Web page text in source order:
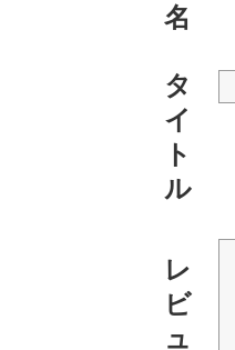
名
タ
イ
ト
ル
レ
ビ
ュ